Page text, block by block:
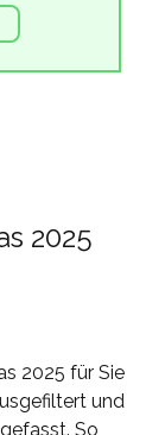
2025
2025 für Sie
und
So